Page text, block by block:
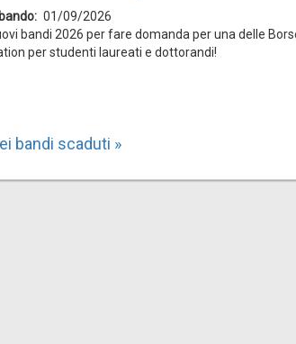
01/09/2026
bandi 2026 per fare domanda per una delle
per studenti laureati e dottorandi!
bandi scaduti »